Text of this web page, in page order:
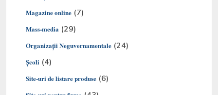
Magazine online (7)
Mass-media (29)
Organizaţii Neguvernamentale (24)
Şcoli (4)
Site-uri de listare produse (6)